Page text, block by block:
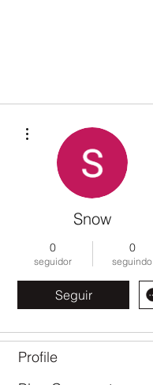
Snow
0
seguidor
0
seguindo
Seguir
Profile